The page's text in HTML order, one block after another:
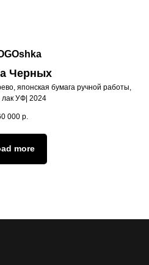
Черных
японская бумага ручной работы,
лак УФ| 2024
000 р.
more